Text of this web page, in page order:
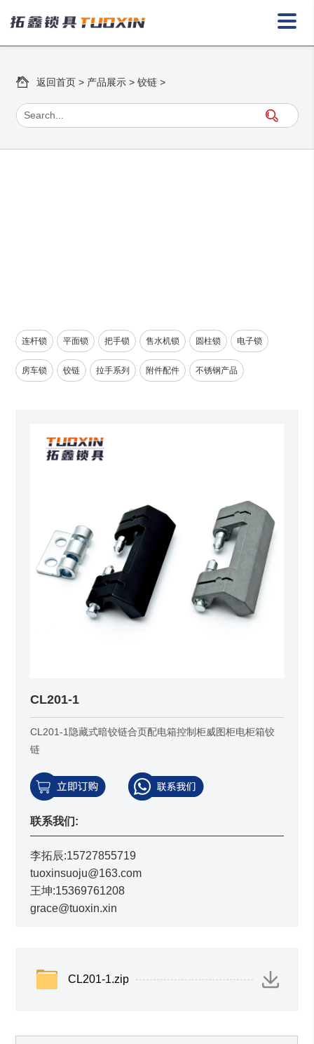
返回首页 > 产品展示 >铰链 >
连杆锁 平面锁 把手锁 售水机锁 圆柱锁 电子锁
房车锁 铰链 拉手系列 附件配件 不锈钢产品
CL201-1
CL201-1隐藏式暗铰链合页配电箱控制柜威图柜电柜箱铰
链
联系我们:
李拓辰:15727855719
tuoxinsuoju@163.com
王坤:15369761208
grace@tuoxin.xin
CL201-1.zip